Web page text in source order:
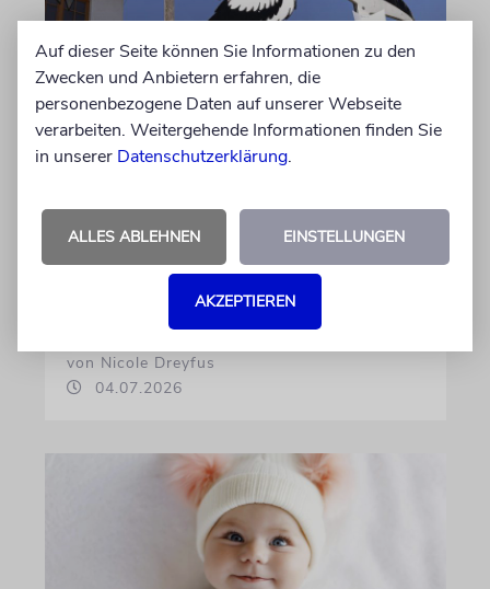
STATISTIK
Diese hebräischen
am beliebtesten
Österreichische Eltern wählen gern Klassiker.
Unter den Top Ten sind auch viele Namen
biblischen Ursprungs
von Nicole Dreyfus
04.07.2026
Auf dieser Seite können Sie Informationen zu den
Zwecken und Anbietern erfahren, die
personenbezogene Daten auf unserer Webseite
verarbeiten. Weitergehende Informationen finden Sie
in unserer Datenschutzerklärung.
ALLES ABLEHNEN EINSTELLUNGEN
AKZEPTIEREN